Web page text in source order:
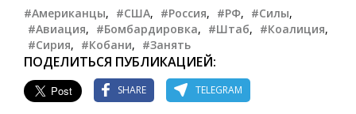
#Американцы, #США, #Россия, #РФ, #Силы,
#Авиация, #Бомбардировка, #Штаб, #Коалиция,
#Сирия, #Кобани, #Занять
ПОДЕЛИТЬСЯ ПУБЛИКАЦИЕЙ:
SHARE TELEGRAM